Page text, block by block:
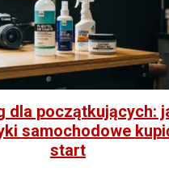
dla początkujących:
samochodowe
start